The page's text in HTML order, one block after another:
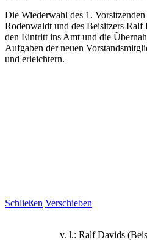
Die Wiederwahl des 1.
Rodenwaldt und des Beisitzers Ralf
den Eintritt ins Amt und die
Aufgaben der neuen
und erleichtern.
Schließen Verschieben
v. l.: Ralf Davids